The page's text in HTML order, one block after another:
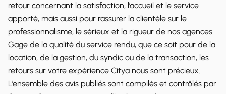
retour concernant la satisfaction, l’accueil et le service
apporté, mais aussi pour rassurer la clientèle sur le
professionnalisme, le sérieux et la rigueur de nos agences.
Gage de la qualité du service rendu, que ce soit pour de la
location, de la gestion, du syndic ou de la transaction, les
retours sur votre expérience Citya nous sont précieux.
L’ensemble des avis publiés sont compilés et contrôlés par